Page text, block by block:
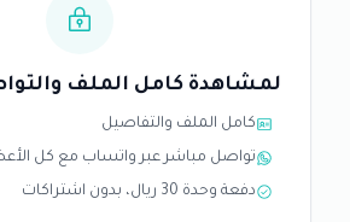
لمشاهدة كامل الملف
كامل الملف والتفاصيل
تواصل مباشر عبر واتساب مع كل
دفعة وحدة 30 ريال، بدون اشتراكات